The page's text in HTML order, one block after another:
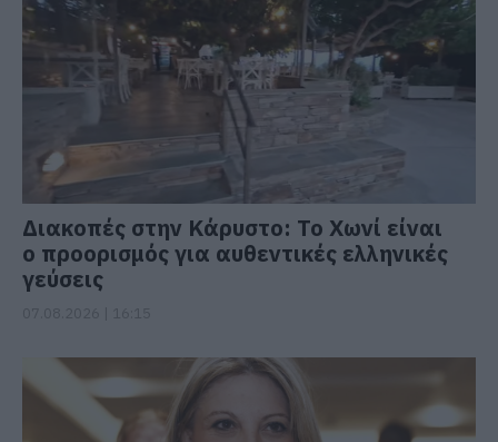
Διακοπές στην Κάρυστο: Το Χωνί είναι
ο προορισμός για αυθεντικές ελληνικές
γεύσεις